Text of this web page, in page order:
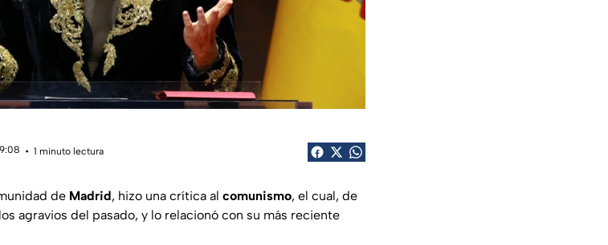
1 minuto lectura
de Madrid, hizo una crítica al comunismo, el cual, de
agravios del pasado, y lo relacionó con su más reciente